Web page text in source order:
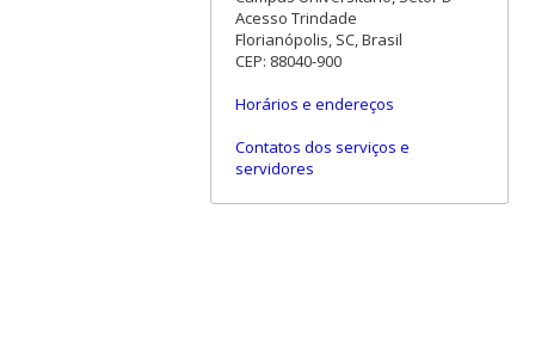
Acesso Trindade
Florianópolis, SC, Brasil
CEP: 88040-900
Horários e endereços
Contatos dos serviços e
servidores